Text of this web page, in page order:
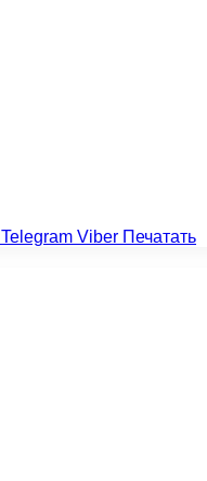
Telegram Viber Печатать